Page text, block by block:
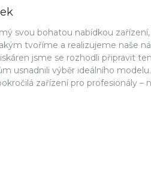
svou bohatou nabídkou
tvoříme a realizujeme naše
jsme se rozhodli připravit
usnadnili výběr ideálního
zařízení pro profesionály –